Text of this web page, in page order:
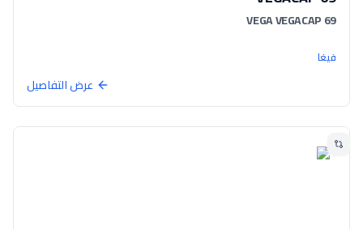
VEGA VEGACAP 69
فيغا
عرض التفاصيل